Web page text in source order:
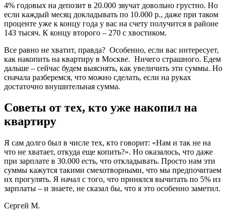
4% годовых на депозит в 20.000 звучат довольно грустно. Но
если каждый месяц докладывать по 10.000 р., даже при таком
проценте уже к концу года у вас на счету получится в районе
143 тысяч. К концу второго – 270 с хвостиком.
Все равно не хватит, правда? Особенно, если вас интересует,
как накопить на квартиру в Москве. Ничего страшного. Едем
дальше – сейчас будем выяснять, как увеличить эти суммы. Но
сначала разберемся, что можно сделать, если на руках
достаточно внушительная сумма.
Советы от тех, кто уже накопил на
квартиру
Я сам долго был в числе тех, кто говорит: «Нам и так не на
что не хватает, откуда еще копить?». Но оказалось, что даже
при зарплате в 30.000 есть, что откладывать. Просто нам эти
суммы кажутся такими смехотворными, что мы предпочитаем
их прогулять. Я начал с того, что принялся вычитать по 5% из
зарплаты – и знаете, не сказал бы, что я это особенно заметил.
Сергей М.